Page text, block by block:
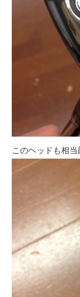
このヘッドも相